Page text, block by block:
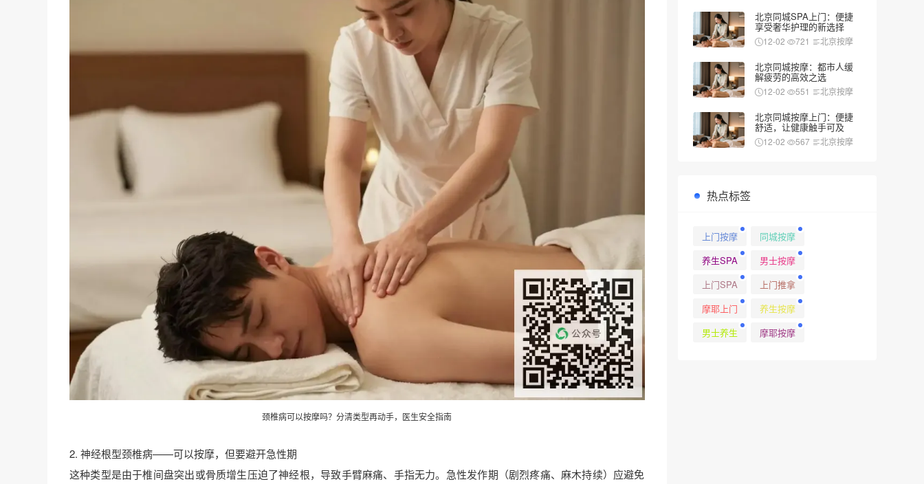
颈椎病可以按摩吗？分清类型再动手，医生安全指南
2. 神经根型颈椎病——可以按摩，但要避开急性期
这种类型是由于椎间盘突出或骨质增生压迫了神经根，导致手臂麻痛、手指无力。急性发作期（剧烈疼痛、麻木持续）应避免
北京同城SPA上门：便捷
享受奢华护理的新选择
12-02 721 北京按摩
北京同城按摩：都市人缓
解疲劳的高效之选
12-02 551 北京按摩
北京同城按摩上门：便捷
舒适，让健康触手可及
12-02 567 北京按摩
热点标签
上门按摩
同城按摩
养生SPA
男士按摩
上门SPA
上门推拿
摩耶上门
养生按摩
男士养生
摩耶按摩